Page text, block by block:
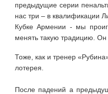
предыдущие серии
нас три – в квалификации
Кубке Армении - мы
менять такую традицию.
Тоже, как и тренер
лотерея.
После падений а